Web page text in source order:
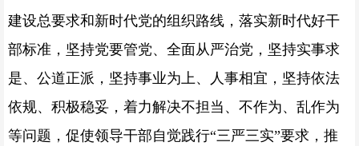
建设总要求和新时代党的组织路线，落实新时代好干
部标准，坚持党要管党、全面从严治党，坚持实事求
是、公道正派，坚持事业为上、人事相宜，坚持依法
依规、积极稳妥，着力解决不担当、不作为、乱作为
等问题，促使领导干部自觉践行“三严三实”要求，推